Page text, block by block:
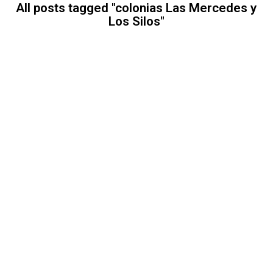
All posts tagged "colonias Las Mercedes y
Los Silos"